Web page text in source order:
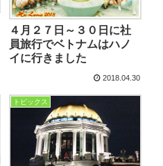
４月２７日～３０日に社
員旅行でベトナムはハノ
イに行きました
2018.04.30
トピックス